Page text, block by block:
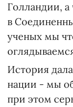
Голландии, а
в
ученых мы
История
нации - мы
при этом